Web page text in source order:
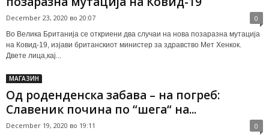
December 23, 2020 во 20:07 0
Во Велика Британија се откриени два случаи на нова позаразна мутација
на Ковид-19, изјави британскиот министер за здравство Мет Хенкок.
Двете лица,кај...
МАГАЗИН
Од роденденска забава – на погреб:
Славеник почина по “шега“ на...
December 19, 2020 во 19:11 0